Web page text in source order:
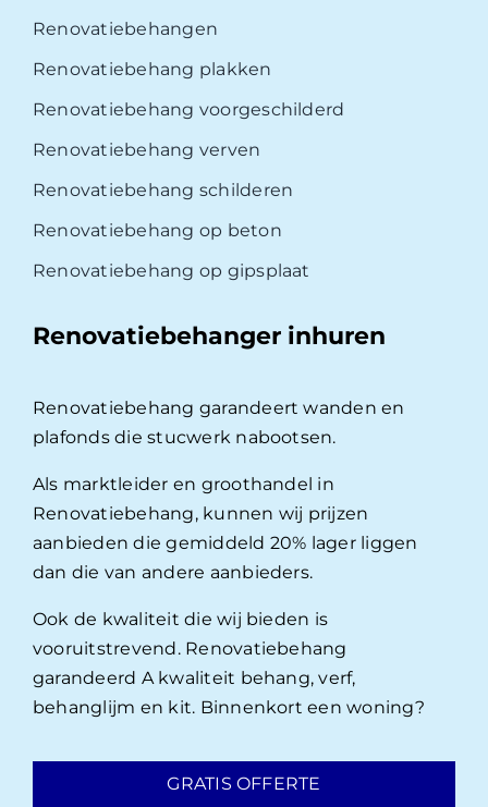
Renovatiebehangen
Renovatiebehang plakken
Renovatiebehang voorgeschilderd
Renovatiebehang verven
Renovatiebehang schilderen
Renovatiebehang op beton
Renovatiebehang op gipsplaat
Renovatiebehanger inhuren
Renovatiebehang garandeert wanden en
plafonds die stucwerk nabootsen.
Als marktleider en groothandel in
Renovatiebehang, kunnen wij prijzen
aanbieden die gemiddeld 20% lager liggen
dan die van andere aanbieders.
Ook de kwaliteit die wij bieden is
vooruitstrevend. Renovatiebehang
garandeerd A kwaliteit behang, verf,
behanglijm en kit. Binnenkort een woning?
GRATIS OFFERTE